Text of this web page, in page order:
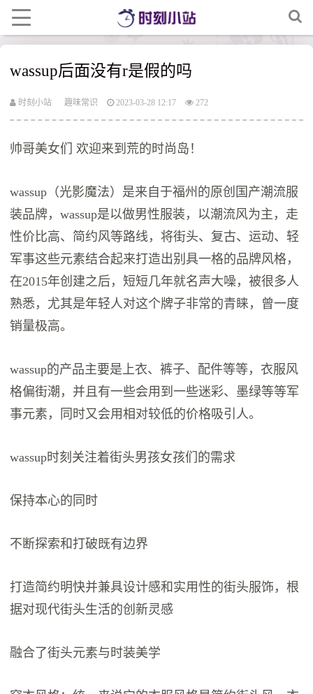
wassup后面没有r是假的吗
时刻小站 趣味常识 2023-03-28 12:17 272
帅哥美女们 欢迎来到荒的时尚岛！
wassup（光影魔法）是来自于福州的原创国产潮流服
装品牌，wassup是以做男性服装，以潮流风为主，走
性价比高、简约风等路线，将街头、复古、运动、轻
军事这些元素结合起来打造出别具一格的品牌风格，
在2015年创建之后，短短几年就名声大噪，被很多人
熟悉，尤其是年轻人对这个牌子非常的青睐，曾一度
销量极高。
wassup的产品主要是上衣、裤子、配件等等，衣服风
格偏街潮，并且有一些会用到一些迷彩、墨绿等等军
事元素，同时又会用相对较低的价格吸引人。
wassup时刻关注着街头男孩女孩们的需求
保持本心的同时
不断探索和打破既有边界
打造简约明快并兼具设计感和实用性的街头服饰，根
据对现代街头生活的创新灵感
融合了街头元素与时装美学